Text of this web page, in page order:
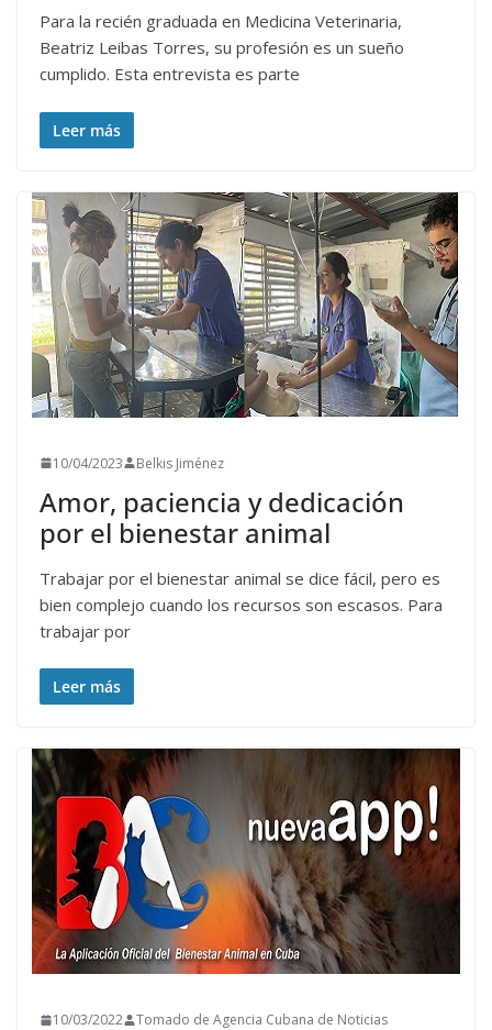
Para la recién graduada en Medicina Veterinaria,
Beatriz Leibas Torres, su profesión es un sueño
cumplido. Esta entrevista es parte
Leer más
10/04/2023 Belkis Jiménez
Amor, paciencia y dedicación
por el bienestar animal
Trabajar por el bienestar animal se dice fácil, pero es
bien complejo cuando los recursos son escasos. Para
trabajar por
Leer más
10/03/2022 Tomado de Agencia Cubana de Noticias